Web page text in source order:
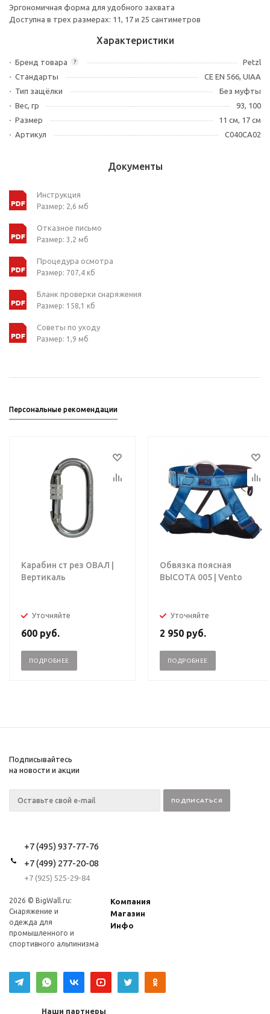
Эргономичная форма для удобного захвата
Доступна в трех размерах: 11, 17 и 25 сантиметров
Характеристики
?
Бренд товара
Petzl
Стандарты
CE EN 566, UIAA
Тип защёлки
Без муфты
Вес, гр
93, 100
Размер
11 см, 17 см
Артикул
C040CA02
Документы
Инструкция
Размер: 2,6 мб
Отказное письмо
Размер: 3,2 мб
Процедура осмотра
Размер: 707,4 кб
Бланк проверки снаряжения
Размер: 158,1 кб
Советы по уходу
Размер: 1,9 мб
Персональные рекомендации
Карабин ст рез ОВАЛ |
Вертикаль
Уточняйте
600 руб.
ПОДРОБНЕЕ
Обвязка поясная
ВЫСОТА 005 | Vento
Уточняйте
2 950 руб.
ПОДРОБНЕЕ
Подписывайтесь
на новости и акции
+7 (495) 937-77-76
+7 (499) 277-20-08
+7 (925) 525-29-84
2026 © BigWall.ru:
Снаряжение и
одежда для
промышленного и
спортивного альпинизма
Компания
Магазин
Инфо
Наши партнеры